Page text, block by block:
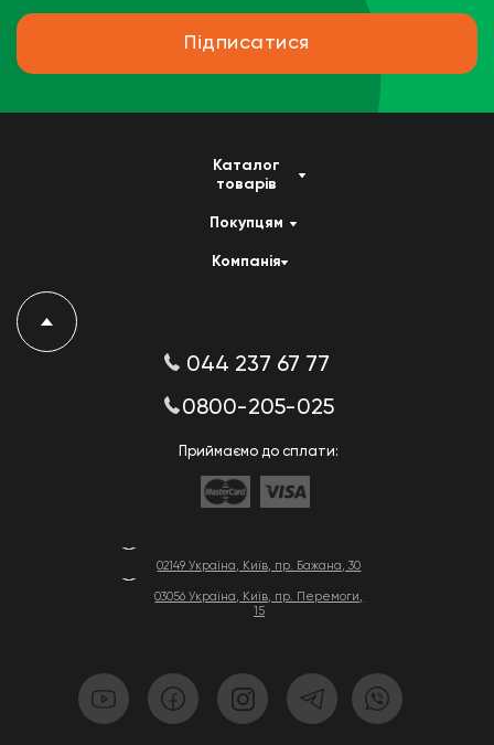
Підписатися
02149 Україна, Київ, пр. Бажана, 30
03056 Україна, Київ, пр. Перемоги,
15
Каталог
товарів
Покупцям
Компанія
044 237 67 77
0800-205-025
Приймаємо до сплати: